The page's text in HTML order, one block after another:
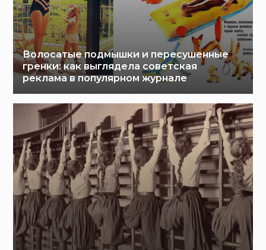
Волосатые подмышки и пересушенные
гренки: как выглядела советская
реклама в популярном журнале